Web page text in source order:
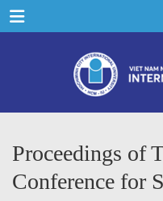
Menu
Proceedings of
Conference for